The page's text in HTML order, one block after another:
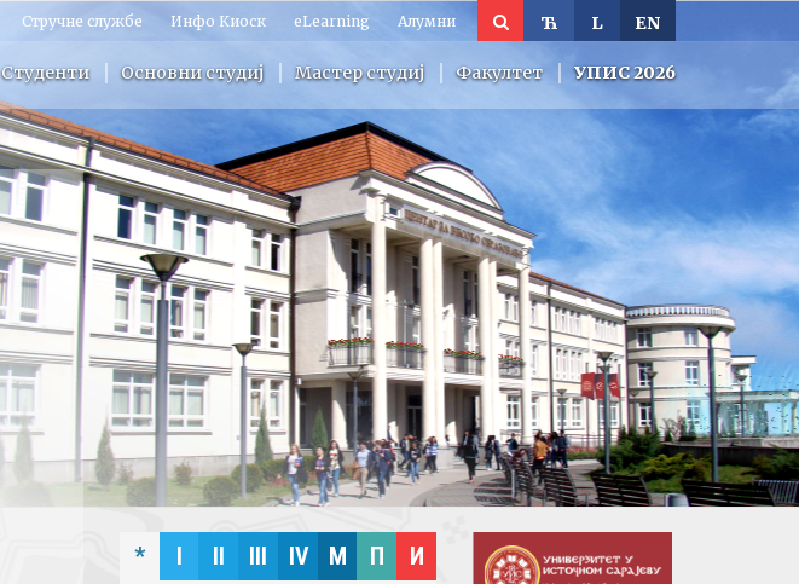
EN
L
Ћ
Стручне службе Инфо Киоск eLearning Алумни
Студенти Основни студиј Мастер студиј Факултет УПИС 2026
* I II III IV M П И